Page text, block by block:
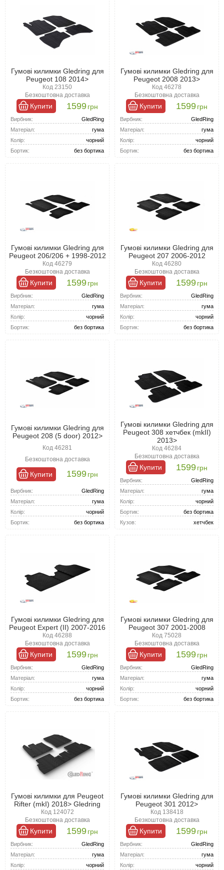
Гумові килимки Gledring для
Peugeot 108 2014>
Код 23150
Безкоштовна доставка
Купити 1599грн
Вирбник:
GledRing
Матеріал:
гума
Колір:
чорний
Бортик:
без бортика
Гумові килимки Gledring для
Peugeot 2008 2013>
Код 46278
Безкоштовна доставка
Купити 1599грн
Вирбник:
GledRing
Матеріал:
гума
Колір:
чорний
Бортик:
без бортика
Гумові килимки Gledring для
Peugeot 206/206 + 1998-2012
Код 46279
Безкоштовна доставка
Купити 1599грн
Вирбник:
GledRing
Матеріал:
гума
Колір:
чорний
Бортик:
без бортика
Гумові килимки Gledring для
Peugeot 207 2006-2012
Код 46280
Безкоштовна доставка
Купити 1599грн
Вирбник:
GledRing
Матеріал:
гума
Колір:
чорний
Бортик:
без бортика
Гумові килимки Gledring для
Peugeot 208 (5 door) 2012>
Код 46281
Безкоштовна доставка
Купити 1599грн
Вирбник:
GledRing
Матеріал:
гума
Колір:
чорний
Бортик:
без бортика
Гумові килимки Gledring для
Peugeot 308 хетчбек (mkII)
2013>
Код 46284
Безкоштовна доставка
Купити 1599грн
Вирбник:
GledRing
Матеріал:
гума
Колір:
чорний
Бортик:
без бортика
Кузов:
хетчбек
Гумові килимки Gledring для
Peugeot Expert (II) 2007-2016
Код 46288
Безкоштовна доставка
Купити 1599грн
Вирбник:
GledRing
Матеріал:
гума
Колір:
чорний
Бортик:
без бортика
Гумові килимки Gledring для
Peugeot 307 2001-2008
Код 75028
Безкоштовна доставка
Купити 1599грн
Вирбник:
GledRing
Матеріал:
гума
Колір:
чорний
Бортик:
без бортика
Гумові килимки для Peugeot
Rifter (mkI) 2018> Gledring
Код 124072
Безкоштовна доставка
Купити 1599грн
Вирбник:
GledRing
Матеріал:
гума
Колір:
чорний
Гумові килимки Gledring для
Peugeot 301 2012>
Код 138418
Безкоштовна доставка
Купити 1599грн
Вирбник:
GledRing
Матеріал:
гума
Колір:
чорний